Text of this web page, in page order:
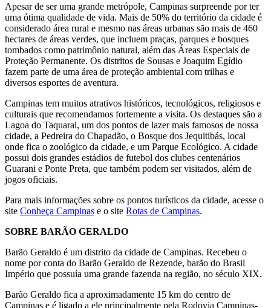
Apesar de ser uma grande metrópole, Campinas surpreende por ter
uma ótima qualidade de vida. Mais de 50% do território da cidade é
considerado área rural e mesmo nas áreas urbanas são mais de 460
hectares de áreas verdes, que incluem praças, parques e bosques
tombados como patrimônio natural, além das Áreas Especiais de
Proteção Permanente. Os distritos de Sousas e Joaquim Egídio
fazem parte de uma área de proteção ambiental com trilhas e
diversos esportes de aventura.
Campinas tem muitos atrativos históricos, tecnológicos, religiosos e
culturais que recomendamos fortemente a visita. Os destaques são a
Lagoa do Taquaral, um dos pontos de lazer mais famosos de nossa
cidade, a Pedreira do Chapadão, o Bosque dos Jequitibás, local
onde fica o zoológico da cidade, e um Parque Ecológico. A cidade
possui dois grandes estádios de futebol dos clubes centenários
Guarani e Ponte Preta, que também podem ser visitados, além de
jogos oficiais.
Para mais informações sobre os pontos turísticos da cidade, acesse o
site Conheça Campinas e o site Rotas de Campinas.
SOBRE BARÃO GERALDO
Barão Geraldo é um distrito da cidade de Campinas. Recebeu o
nome por conta do Barão Geraldo de Rezende, barão do Brasil
Império que possuía uma grande fazenda na região, no século XIX.
Barão Geraldo fica a aproximadamente 15 km do centro de
Campinas e é ligado a ele principalmente pela Rodovia Campinas-